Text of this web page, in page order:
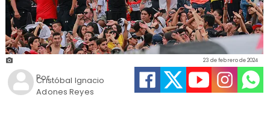
Cristóbal Ignacio
Adones Reyes
23 de febrero de 2024
Por